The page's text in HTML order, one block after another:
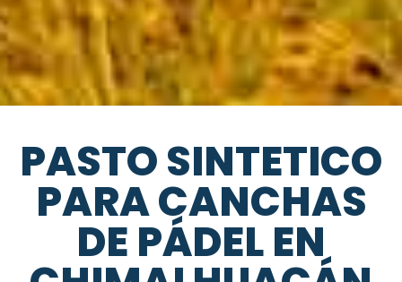
PASTO SINTETICO
PARA CANCHAS
DE PÁDEL EN